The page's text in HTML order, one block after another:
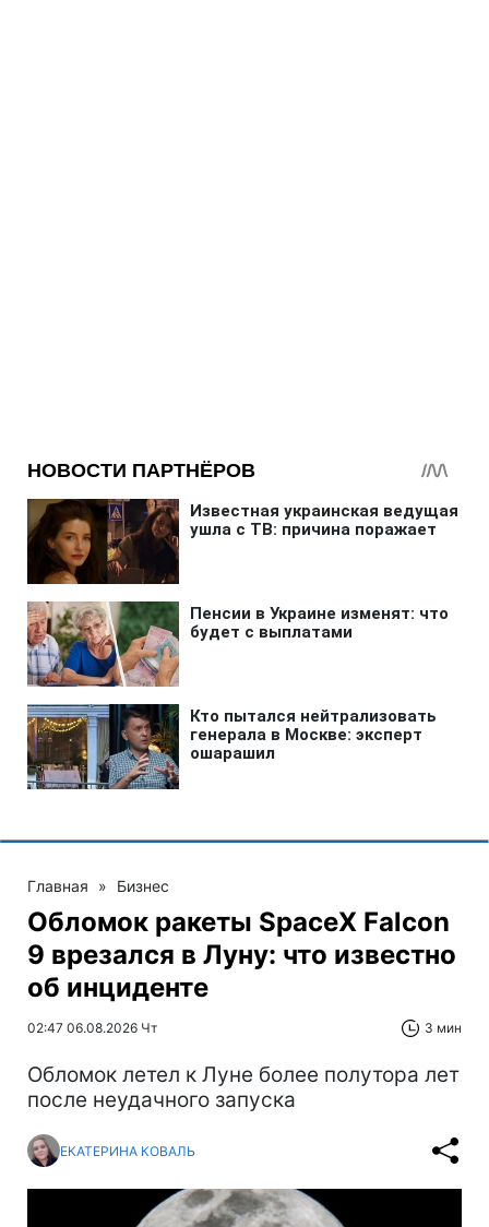
Главная » Бизнес
Обломок ракеты SpaceX Falcon
9 врезался в Луну: что известно
об инциденте
02:47 06.08.2026 Чт 3 мин
Обломок летел к Луне более полутора лет
после неудачного запуска
ЕКАТЕРИНА КОВАЛЬ